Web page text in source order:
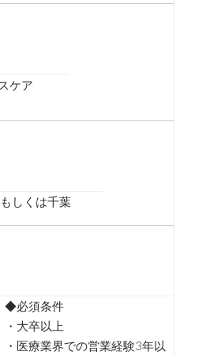
ケア
しくは千葉
◆必須条件
・大卒以上
・医療業界での営業経験3年以